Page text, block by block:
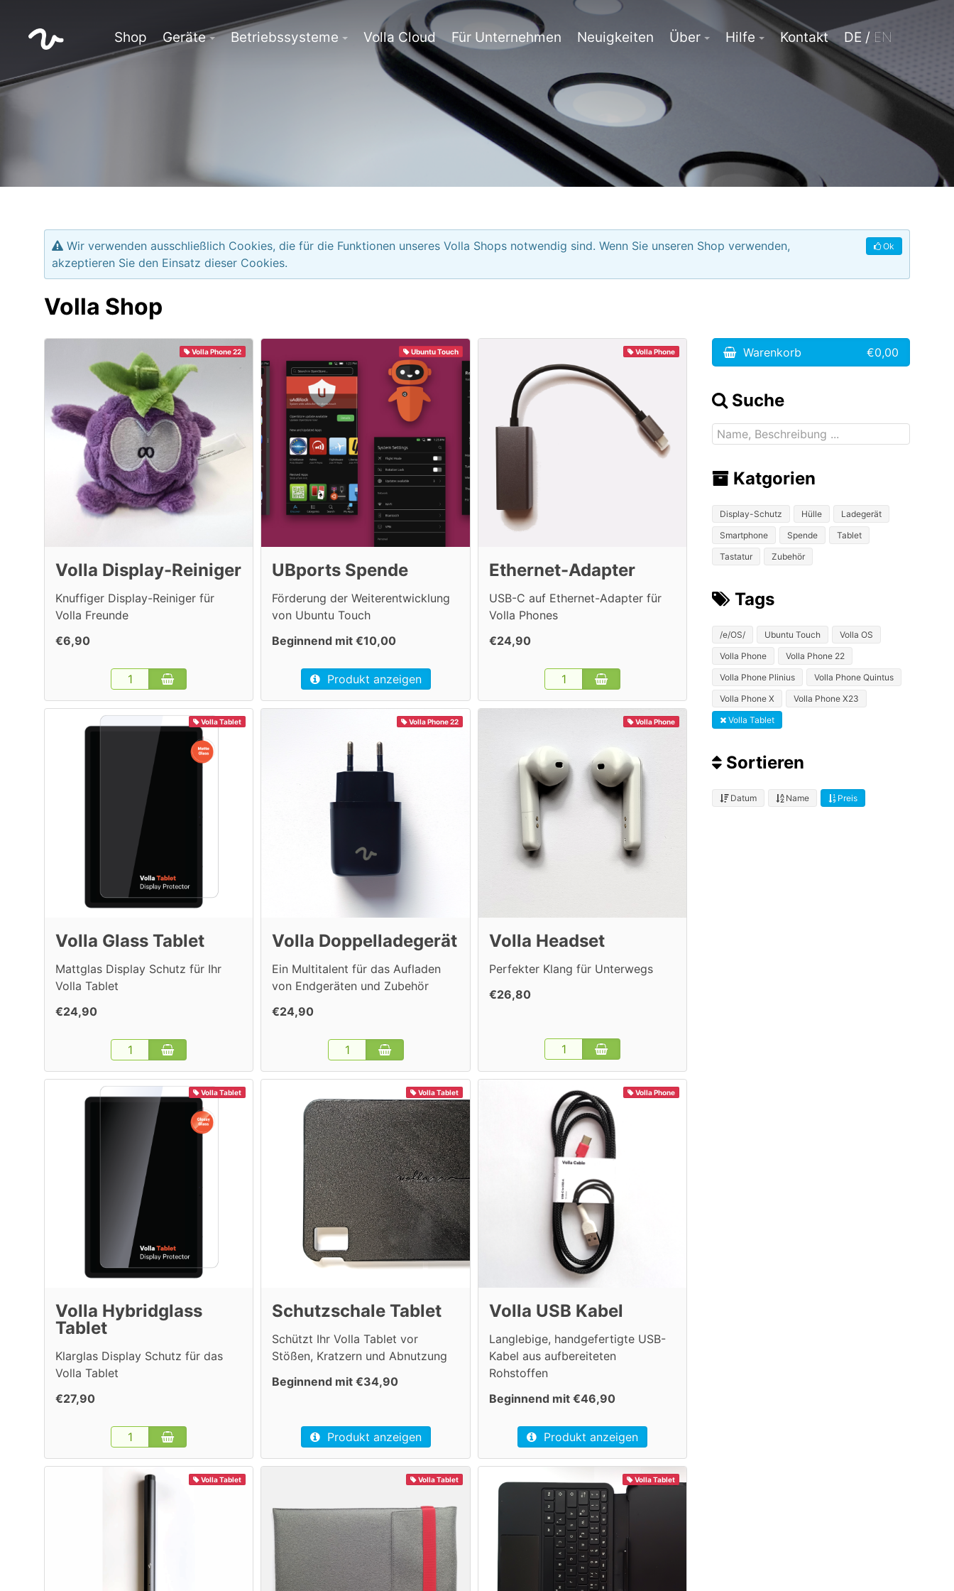
Shop Geräte Betriebssysteme Volla Cloud Für Unternehmen Neuigkeiten Über Hilfe Kontakt DE / EN
Ok
Wir verwenden ausschließlich Cookies, die für die Funktionen unseres Volla Shops notwendig sind. Wenn Sie unseren Shop verwenden,
akzeptieren Sie den Einsatz dieser Cookies.
Volla Shop
Volla Phone 22
Volla Display-Reiniger
Knuffiger Display-Reiniger für
Volla Freunde
€6,90
Ubuntu Touch
UBports Spende
Förderung der Weiterentwicklung
von Ubuntu Touch
Beginnend mit €10,00
Produkt anzeigen
Volla Phone
Ethernet-Adapter
USB-C auf Ethernet-Adapter für
Volla Phones
€24,90
Volla Tablet
Volla Glass Tablet
Mattglas Display Schutz für Ihr
Volla Tablet
€24,90
Volla Phone 22
Volla Doppelladegerät
Ein Multitalent für das Aufladen
von Endgeräten und Zubehör
€24,90
Volla Phone
Volla Headset
Perfekter Klang für Unterwegs
€26,80
Volla Tablet
Volla Hybridglass
Tablet
Klarglas Display Schutz für das
Volla Tablet
€27,90
Volla Tablet
Schutzschale Tablet
Schützt Ihr Volla Tablet vor
Stößen, Kratzern und Abnutzung
Beginnend mit €34,90
Produkt anzeigen
Volla Phone
Volla USB Kabel
Langlebige, handgefertigte USB-
Kabel aus aufbereiteten
Rohstoffen
Beginnend mit €46,90
Produkt anzeigen
Volla Tablet Volla Tablet Volla Tablet
Warenkorb €0,00
Suche
Katgorien
Display-Schutz Hülle
Ladegerät
Smartphone
Spende
Tablet
Tastatur
Zubehör
Tags
/e/OS/ Ubuntu Touch
Volla OS
Volla Phone
Volla Phone 22
Volla Phone Plinius
Volla Phone Quintus
Volla Phone X
Volla Phone X23
Volla Tablet
Sortieren
Datum Name Preis